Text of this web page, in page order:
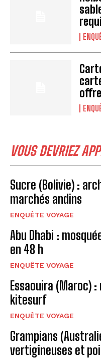
VOUS DEVRIEZ
Sucre (Bolivie) :
marchés andins
ENQUÊTE VOYAGE
Abu Dhabi :
en 48 h
ENQUÊTE VOYAGE
Essaouira (Maroc)
kitesurf
ENQUÊTE VOYAGE
Grampians
vertigineuses et